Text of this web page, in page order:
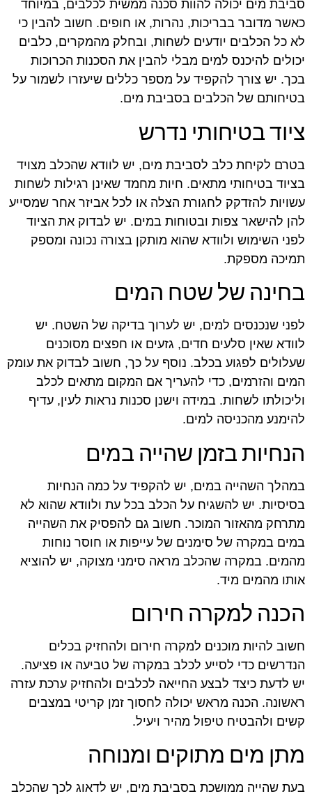
סביבת מים יכולה להוות סכנה ממשית לכלבים, במיוחד
כאשר מדובר בבריכות, נהרות, או חופים. חשוב להבין כי
לא כל הכלבים יודעים לשחות, ובחלק מהמקרים, כלבים
יכולים להיכנס למים מבלי להבין את הסכנות הכרוכות
בכך. יש צורך להקפיד על מספר כללים שיעזרו לשמור על
בטיחותם של הכלבים בסביבת מים.
ציוד בטיחותי נדרש
בטרם לקיחת כלב לסביבת מים, יש לוודא שהכלב מצויד
בציוד בטיחותי מתאים. חיות מחמד שאינן רגילות לשחות
עשויות להזדקק לחגורת הצלה או לכל אביזר אחר שמסייע
להן להישאר צפות ובטוחות במים. יש לבדוק את הציוד
לפני השימוש ולוודא שהוא מותקן בצורה נכונה ומספק
תמיכה מספקת.
בחינה של שטח המים
לפני שנכנסים למים, יש לערוך בדיקה של השטח. יש
לוודא שאין סלעים חדים, גזעים או חפצים מסוכנים
שעלולים לפגוע בכלב. נוסף על כך, חשוב לבדוק את עומק
המים והזרמים, כדי להעריך אם המקום מתאים לכלב
וליכולתו לשחות. במידה וישנן סכנות נראות לעין, עדיף
להימנע מהכניסה למים.
הנחיות בזמן שהייה במים
במהלך השהייה במים, יש להקפיד על כמה הנחיות
בסיסיות. יש להשגיח על הכלב בכל עת ולוודא שהוא לא
מתרחק מהאזור המוכר. חשוב גם להפסיק את השהייה
במים במקרה של סימנים של עייפות או חוסר נוחות
מהמים. במקרה שהכלב מראה סימני מצוקה, יש להוציא
אותו מהמים מיד.
הכנה למקרה חירום
חשוב להיות מוכנים למקרה חירום ולהחזיק בכלים
הנדרשים כדי לסייע לכלב במקרה של טביעה או פציעה.
יש לדעת כיצד לבצע החייאה לכלבים ולהחזיק ערכת עזרה
ראשונה. הכנה מראש יכולה לחסוך זמן קריטי במצבים
קשים ולהבטיח טיפול מהיר ויעיל.
מתן מים מתוקים ומנוחה
בעת שהייה ממושכת בסביבת מים, יש לדאוג לכך שהכלב